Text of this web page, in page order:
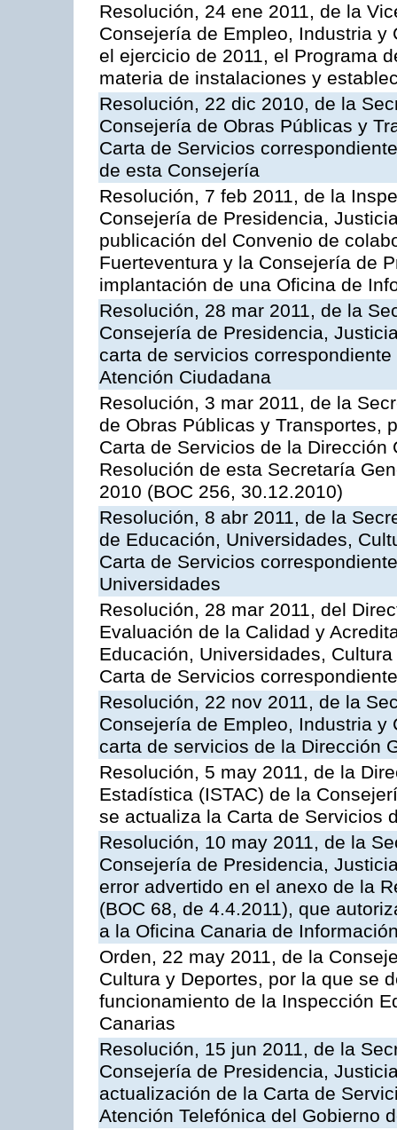
Resolución, 24 ene 2011, de la
Consejería de Empleo, Industria
el ejercicio de 2011, el Programa
materia de instalaciones y
Resolución, 22 dic 2010, de la
Consejería de Obras Públicas y
Carta de Servicios
de esta Consejería
Resolución, 7 feb 2011, de la
Consejería de Presidencia,
publicación del Convenio de
Fuerteventura y la Consejería de
implantación de una Oficina de
Resolución, 28 mar 2011, de la
Consejería de Presidencia,
carta de servicios
Atención Ciudadana
Resolución, 3 mar 2011, de la
de Obras Públicas y Transportes,
Carta de Servicios de la
Resolución de esta Secretaría
2010 (BOC 256, 30.12.2010)
Resolución, 8 abr 2011, de la
de Educación, Universidades,
Carta de Servicios
Universidades
Resolución, 28 mar 2011, del
Evaluación de la Calidad y
Educación, Universidades,
Carta de Servicios
Resolución, 22 nov 2011, de la
Consejería de Empleo, Industria
carta de servicios de la Dirección
Resolución, 5 may 2011, de la
Estadística (ISTAC) de la
se actualiza la Carta de Servicios
Resolución, 10 may 2011, de la
Consejería de Presidencia,
error advertido en el anexo de la
(BOC 68, de 4.4.2011), que
a la Oficina Canaria de
Orden, 22 may 2011, de la
Cultura y Deportes, por la que se
funcionamiento de la Inspección
Canarias
Resolución, 15 jun 2011, de la
Consejería de Presidencia,
actualización de la Carta de
Atención Telefónica del Gobierno